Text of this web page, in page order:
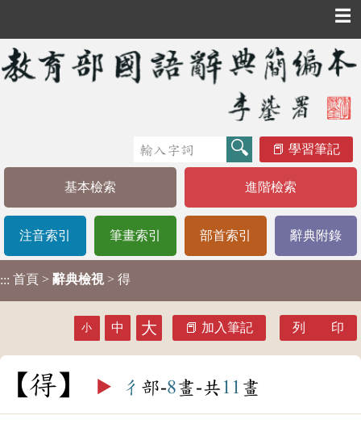
☰
學習筆記
基本檢索 進階檢索
注音索引 筆畫索引 部首索引 辭典附錄
::: 首頁 > 辭典檢視 > 得
小 中 大 加入筆記 列 印
得 ▶️ 彳 部-8畫-共 11 畫